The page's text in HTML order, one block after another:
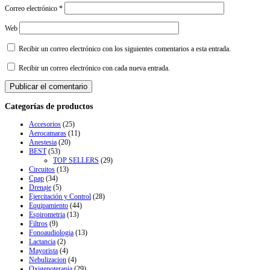
Correo electrónico *
Web
Recibir un correo electrónico con los siguientes comentarios a esta entrada.
Recibir un correo electrónico con cada nueva entrada.
Categorías de productos
Accesorios (25)
Aerocamaras (11)
Anestesia (20)
BEST (53)
TOP SELLERS (29)
Circuitos (13)
Cpap (34)
Drenaje (5)
Ejercitación y Control (28)
Equipamiento (44)
Espirometria (13)
Filtros (9)
Fonoaudiologia (13)
Lactancia (2)
Mayorista (4)
Nebulizacion (4)